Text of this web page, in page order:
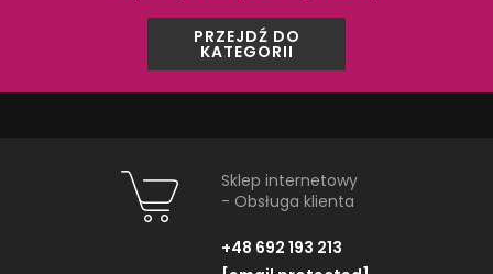
Paradyż Meisha Beige
ZOBACZ PRODUKT
PRZEJDŹ DO
KATEGORII
Sklep internetowy
- Obsługa klienta
+48 692 193 213